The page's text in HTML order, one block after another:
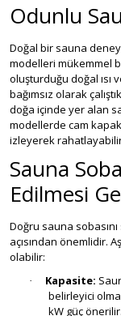
Odunlu
Doğal bir sauna
modelleri mükemmel
oluşturduğu doğal ısı
bağımsız olarak
doğa içinde yer alan
modellerde cam
izleyerek
Sauna
Edilmesi
Doğru sauna
açısından önemlidir.
olabilir:
· Kapasite:
belirleyici
kW güç önerilir.